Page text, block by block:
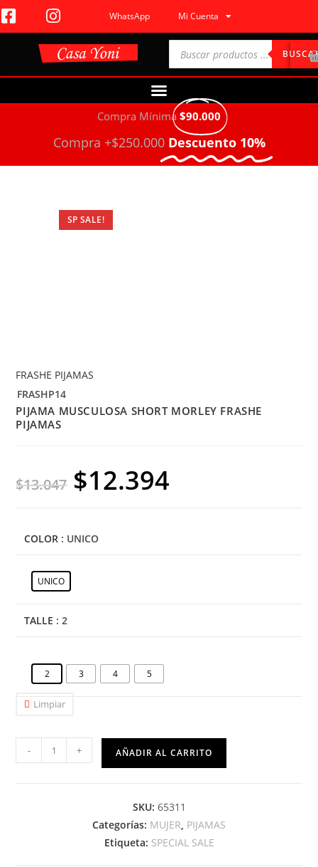
WhatsApp Mi Cuenta
Compra Mínima $90.000
Compra +$250.000 Descuento 10%
SP SALE!
FRASHE PIJAMAS
FRASHP14
PIJAMA MUSCULOSA SHORT MORLEY FRASHE
PIJAMAS
$13.047 $12.394
COLOR : UNICO
UNICO
TALLE : 2
2 3 4 5
Limpiar
- + AÑADIR AL CARRITO
SKU: 65311
Categorías: MUJER, PIJAMAS
Etiqueta: SPECIAL SALE